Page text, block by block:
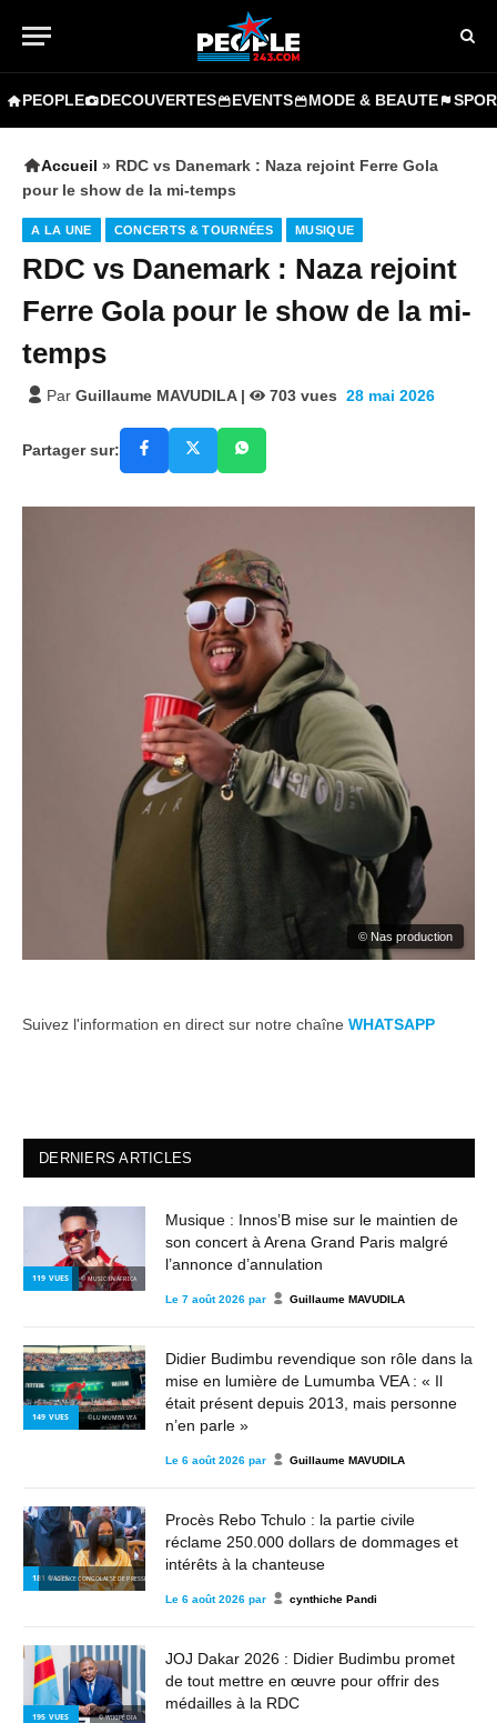
PEOPLE DECOUVERTES EVENTS MODE & BEAUTE
Accueil » RDC vs Danemark : Naza rejoint Ferre Gola
pour le show de la mi-temps
A LA UNE CONCERTS & TOURNÉES MUSIQUE
RDC vs Danemark : Naza rejoint
Ferre Gola pour le show de la mi-
temps
Par Guillaume MAVUDILA| 703 vues 28 mai 2026
Partager sur:
© Nas production
Suivez l'information en direct sur notre chaîne WHATSAPP
DERNIERS ARTICLES
119 VUES © MUSIC IN AFRICA
Musique : Innos’B mise sur le maintien de
son concert à Arena Grand Paris malgré
l’annonce d’annulation
Le 7 août 2026 par Guillaume MAVUDILA
149 VUES © LUMUMBA VEA
Didier Budimbu revendique son rôle dans la
mise en lumière de Lumumba VEA : « Il
était présent depuis 2013, mais personne
n’en parle »
Le 6 août 2026 par Guillaume MAVUDILA
181 VUES
© AGENCE CONGOLAISE DE PRESSE
Procès Rebo Tchulo : la partie civile
réclame 250.000 dollars de dommages et
intérêts à la chanteuse
Le 6 août 2026 par cynthiche Pandi
195 VUES © WIKIPÉDIA
JOJ Dakar 2026 : Didier Budimbu promet
de tout mettre en œuvre pour offrir des
médailles à la RDC